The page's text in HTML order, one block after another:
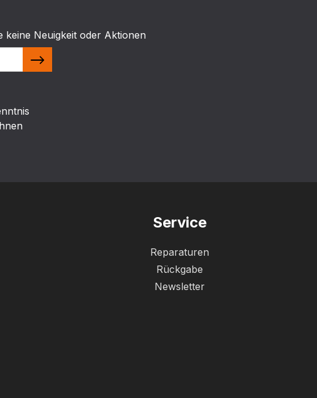
keine Neuigkeit oder Aktionen
Service
Reparaturen
Rückgabe
Newsletter